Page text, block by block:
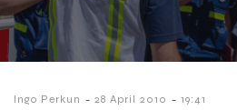
Ingo Perkun - 28 April 2010 - 19:41